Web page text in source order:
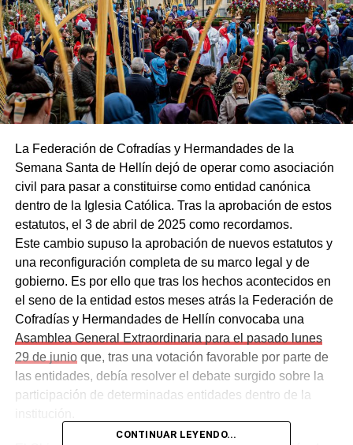
La Federación de Cofradías y Hermandades de la
Semana Santa de Hellín dejó de operar como asociación
civil para pasar a constituirse como entidad canónica
dentro de la Iglesia Católica. Tras la aprobación de estos
estatutos, el 3 de abril de 2025 como recordamos.
Este cambio supuso la aprobación de nuevos estatutos y
una reconfiguración completa de su marco legal y de
gobierno. Es por ello que tras los hechos acontecidos en
el seno de la entidad estos meses atrás la Federación de
Cofradías y Hermandades de Hellín convocaba una
Asamblea General Extraordinaria para el pasado lunes
29 de junioque, tras una votación favorable por parte de
las entidades, debía resolver el debate surgido sobre la
participación de determinadas entidades dentro de la
CONTINUAR LEYENDO...